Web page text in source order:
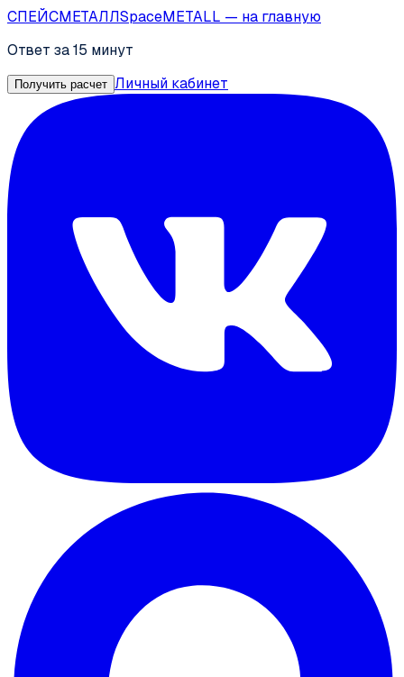
СПЕЙСМЕТАЛЛSpaceMETALL — на главную
Ответ за 15 минут
Получить расчет Личный кабинет